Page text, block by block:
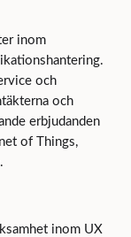
inom
och
och
erbjudanden
of Things,
inom UX